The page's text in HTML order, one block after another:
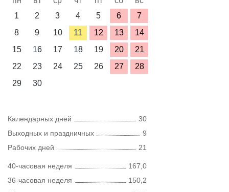
1
2 3 4 5 6
7
8
9 10 11 12 13
14
15
16 17 18 19 20
21
22
23 24 25 26 27
28
29
30
Календарных дней
30
Выходных и праздничных
9
Рабочих дней
21
40-часовая неделя
167,0
36-часовая неделя
150,2